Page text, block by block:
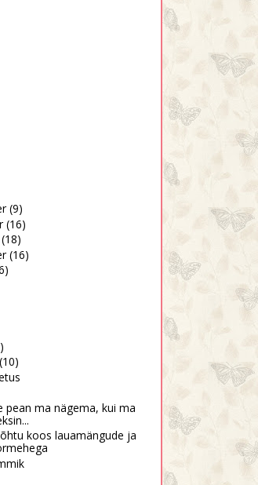
Sa oled nii emane
(9)
(16)
(18)
(16)
(10)
pean ma nägema, kui ma
koos lauamängude ja